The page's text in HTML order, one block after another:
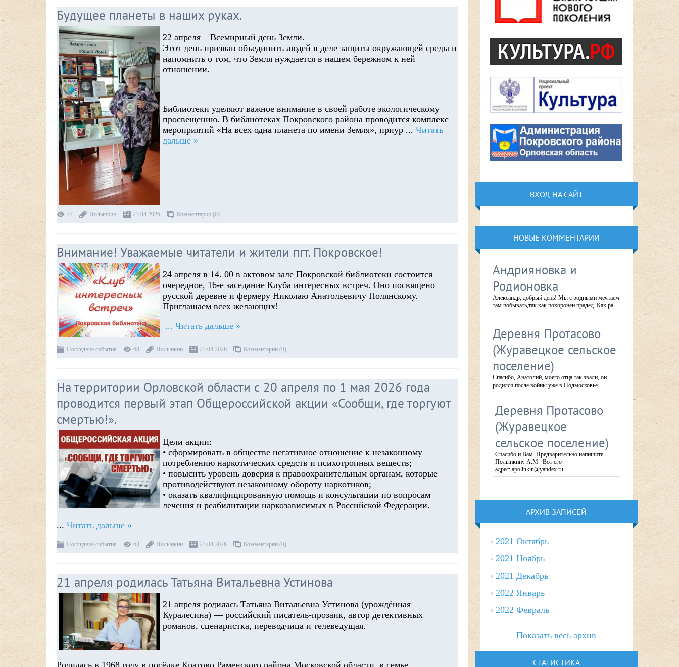
Будущее планеты в наших руках.
22 апреля – Всемирный день Земли.
Этот день призван объединить людей в деле защиты окружающей среды и
напомнить о том, что Земля нуждается в нашем бережном к ней
отношении.
Библиотеки уделяют важное внимание в своей работе экологическому
просвещению. В библиотеках Покровского района проводится комплекс
мероприятий «На всех одна планета по имени Земля», приур ... Читать
дальше »
77 Полынкин 23.04.2026 Комментарии (0)
Внимание! Уважаемые читатели и жители пгт. Покровское!
24 апреля в 14. 00 в актовом зале Покровской библиотеки состоится
очередное, 16-е заседание Клуба интересных встреч. Оно посвящено
русской деревне и фермеру Николаю Анатольевичу Полянскому.
Приглашаем всех желающих!
... Читать дальше »
Последние события 68 Полынкин 23.04.2026 Комментарии (0)
На территории Орловской области с 20 апреля по 1 мая 2026 года
проводится первый этап Общероссийской акции «Сообщи, где торгуют
смертью!».
Цели акции:
• сформировать в обществе негативное отношение к незаконному
потреблению наркотических средств и психотропных веществ;
• повысить уровень доверия к правоохранительным органам, которые
противодействуют незаконному обороту наркотиков;
• оказать квалифицированную помощь и консультации по вопросам
лечения и реабилитации наркозависимых в Российской Федерации.
... Читать дальше »
Последние события 63 Полынкин 23.04.2026 Комментарии (0)
21 апреля родилась Татьяна Витальевна Устинова
21 апреля родилась Татьяна Витальевна Устинова (урождённая
Куралесина) — российский писатель-прозаик, автор детективных
романов, сценаристка, переводчица и телеведущая.
Родилась в 1968 году в посёлке Кратово Раменского района Московской области, в семье
ВХОД НА САЙТ
НОВЫЕ КОММЕНТАРИИ
Андрияновка и
Родионовка
Александр, добрый день! Мы с родными мечтаем
там побывать,так как похоронен прадед. Как ра
Деревня Протасово
(Журавецкое сельское
поселение)
Спасибо, Анатолий, моего отца так звали, он
родился после войны уже в Подмосковье.
Деревня Протасово
(Журавецкое
сельское поселение)
Спасибо и Вам. Предварительно напишите
Полынкину А.М. Вот его
адрес: apolinkin@yandex.ru
АРХИВ ЗАПИСЕЙ
2021 Октябрь
2021 Ноябрь
2021 Декабрь
2022 Январь
2022 Февраль
Показать весь архив
СТАТИСТИКА